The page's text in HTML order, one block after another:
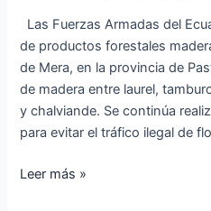
Las Fuerzas Armadas del
de productos forestales
de Mera, en la provincia de
de madera entre laurel,
y chalviande. Se continúa
para evitar el tráfico ilegal de
Leer más »